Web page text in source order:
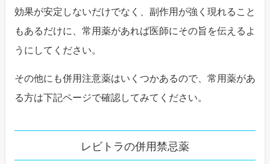
効果が安定しないだけでなく、副作用が強く現れること
もあるだけに、常用薬があれば医師にその旨を伝えるよ
うにしてください。
その他にも併用注意薬はいくつかあるので、常用薬があ
る方は下記ページで確認してみてください。
レビトラの併用禁忌薬